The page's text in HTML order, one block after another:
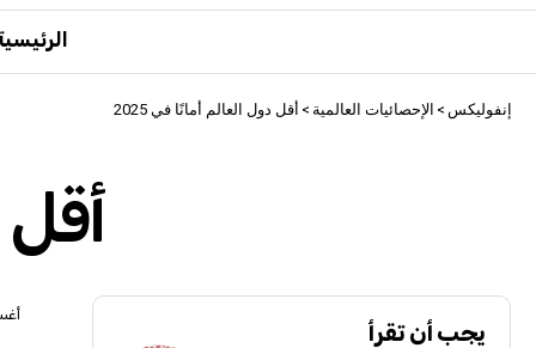
إنفوليكس > الإحصائيات العالمية > أقل دول العالم أمانًا في 2025
أقل
يجب أن تقرأ